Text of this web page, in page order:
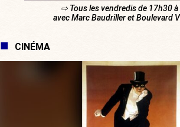
⇨ Tous les vendredis de 17h30
avec Marc Baudriller et Boulevard
CINÉMA